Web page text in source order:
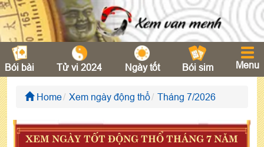
Bói bài Tử vi 2024 Ngày tốt Bói sim Menu
Home Xem ngày động thổ Tháng 7/2026
XEM NGÀY TỐT ĐỘNG THỔ THÁNG 7 NĂM